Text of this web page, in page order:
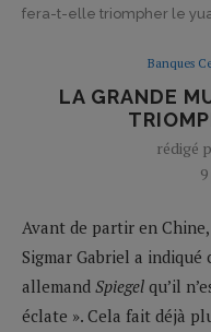
fera-t-elle triompher le
Banques
LA GRANDE
rédigé
Avant de partir en
Sigmar Gabriel a indiqué
allemand Spiegel qu’il
éclate ». Cela fait déjà